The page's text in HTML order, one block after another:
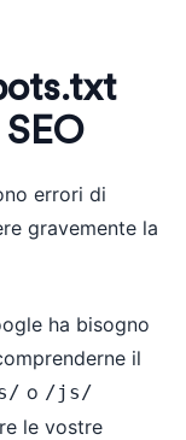
errori di
gravemente la
ha bisogno
il
o /js/
le vostre